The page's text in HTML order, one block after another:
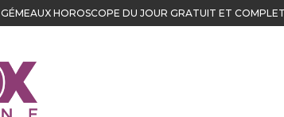
SAGITTAIRE HOROSCOPE DU JOUR GRATUIT ET